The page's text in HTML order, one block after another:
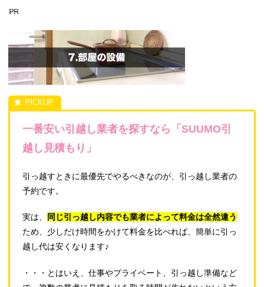
一番安い引越し業者を探すなら「SUUMO引
越し見積もり」
引っ越すときに最優先でやるべきなのが、引っ越し業者の
予約です。
実は、
同じ引っ越し内容でも業者によって料金は全然違う
ため、少しだけ時間をかけて料金を比べれば、簡単に引っ
越し代は安くなります♪
・・・とはいえ、仕事やプライベート、引っ越し準備など